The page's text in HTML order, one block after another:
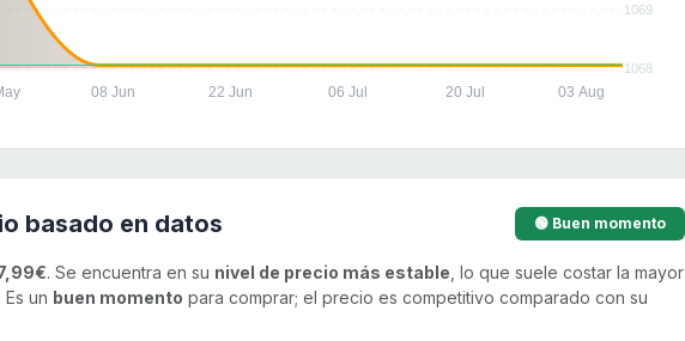
1069
1068
08 Jun 22 Jun 06 Jul 20 Jul 03 Aug
basado en datos 🟢 Buen momento
. Se encuentra en su nivel de precio más estable , lo que suele costar la mayor
Es un buen momento para comprar; el precio es competitivo comparado con su